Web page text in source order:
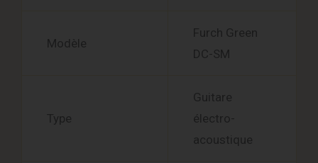
Modèle
Furch Green
DC-SM
Type
Guitare
électro-
acoustique